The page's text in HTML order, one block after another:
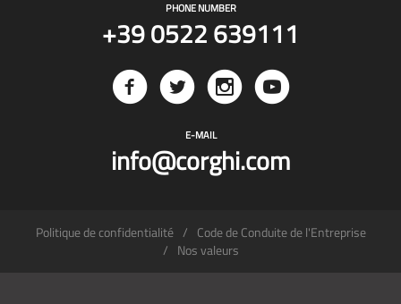
PHONE NUMBER
+39 0522 639111
E-MAIL
info@corghi.com
Politique de confidentialité
Code de Conduite de l'Entreprise
Nos valeurs